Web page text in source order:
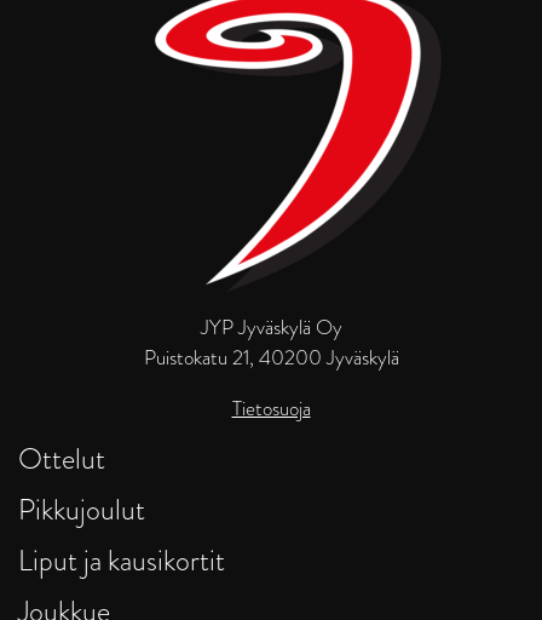
JYP Jyväskylä Oy
Puistokatu 21, 40200 Jyväskylä
Tietosuoja
Ottelut
Pikkujoulut
Liput ja kausikortit
Joukkue